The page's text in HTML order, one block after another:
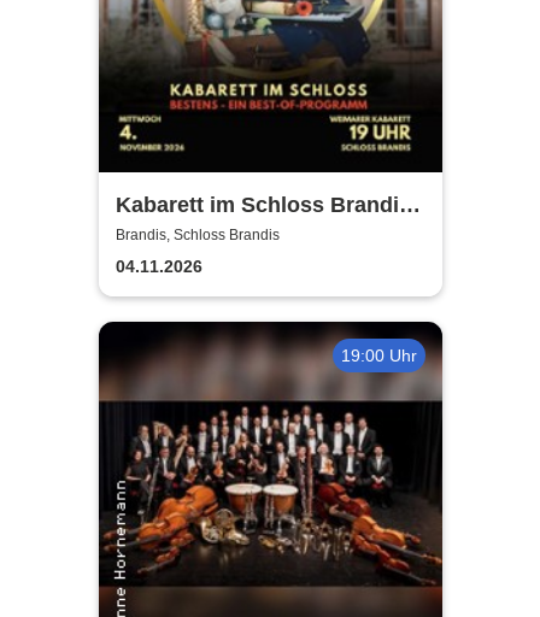
Kabarett im Schloss Brandis |
Weimarer Kabarett
Brandis, Schloss Brandis
04.11.2026
19:00 Uhr